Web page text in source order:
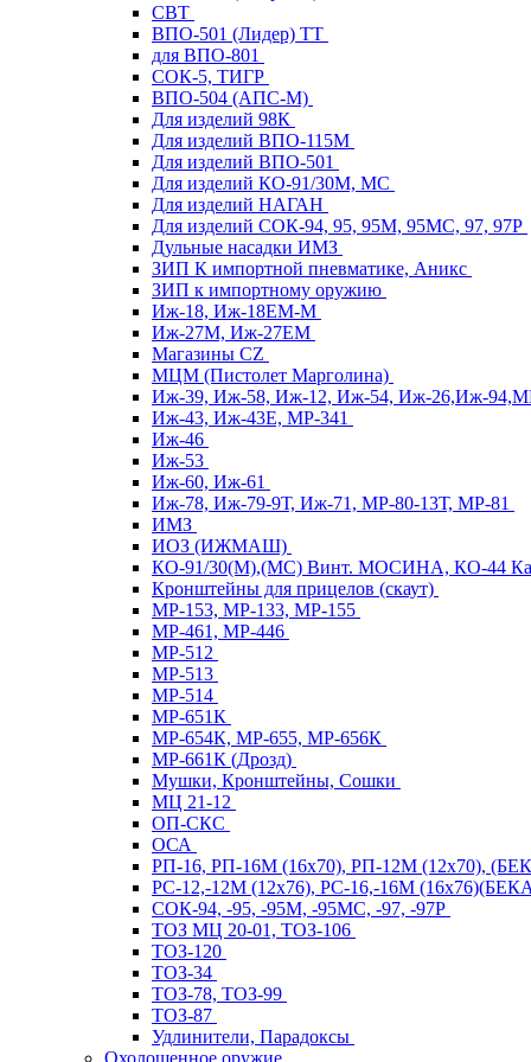
СВТ
ВПО-501 (Лидер) ТТ
для ВПО-801
СОК-5, ТИГР
ВПО-504 (АПС-М)
Для изделий 98К
Для изделий ВПО-115М
Для изделий ВПО-501
Для изделий КО-91/30М, МС
Для изделий НАГАН
Для изделий СОК-94, 95, 95М, 95МС, 97, 97Р
Дульные насадки ИМЗ
ЗИП К импортной пневматике, Аникс
ЗИП к импортному оружию
Иж-18, Иж-18ЕМ-М
Иж-27М, Иж-27ЕМ
Магазины CZ
МЦМ (Пистолет Марголина)
Иж-39, Иж-58, Иж-12, Иж-54, Иж-26,Иж-
Иж-43, Иж-43Е, МР-341
Иж-46
Иж-53
Иж-60, Иж-61
Иж-78, Иж-79-9Т, Иж-71, МР-80-13Т, МР-81
ИМЗ
ИОЗ (ИЖМАШ)
КО-91/30(М),(МС) Винт. МОСИНА, КО-44
Кронштейны для прицелов (скаут)
МР-153, МР-133, МР-155
МР-461, МР-446
МР-512
МР-513
МР-514
МР-651К
МР-654К, МР-655, МР-656К
МР-661К (Дрозд)
Мушки, Кронштейны, Сошки
МЦ 21-12
ОП-СКС
ОСА
РП-16, РП-16М (16х70), РП-12М (12х70),
РС-12,-12М (12х76), РС-16,-16М
СОК-94, -95, -95М, -95МС, -97, -97Р
ТОЗ МЦ 20-01, ТОЗ-106
ТОЗ-120
ТОЗ-34
ТОЗ-78, ТОЗ-99
ТОЗ-87
Удлинители, Парадоксы
Охолощенное оружие